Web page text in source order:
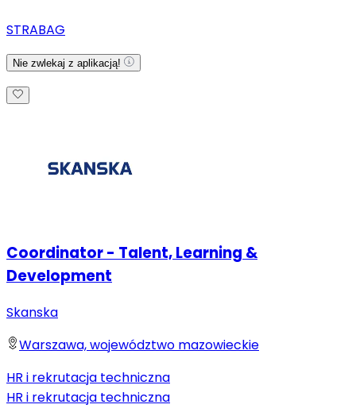
STRABAG
Nie zwlekaj z aplikacją!
Coordinator - Talent, Learning &
Development
Skanska
Warszawa, województwo mazowieckie
HR i rekrutacja techniczna
HR i rekrutacja techniczna